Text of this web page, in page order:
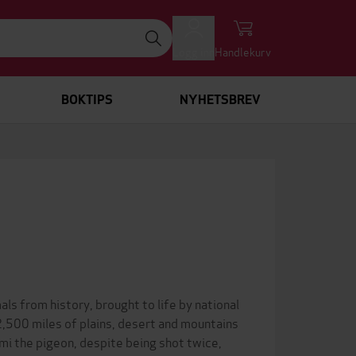
Handlekurv
BOKTIPS NYHETSBREV
from history, brought to life by national
miles of plains, desert and mountains
the pigeon, despite being shot twice,